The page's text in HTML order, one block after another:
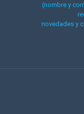
(nombre y
novedades y